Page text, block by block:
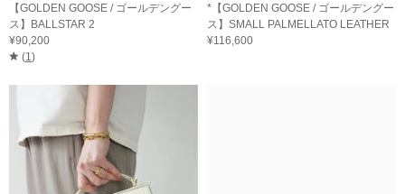
【GOLDEN GOOSE / ゴールデングー
ス】BALLSTAR 2
¥90,200
(1 )
*【GOLDEN GOOSE / ゴールデングー
ス】SMALL PALMELLATO LEATHER
¥116,600